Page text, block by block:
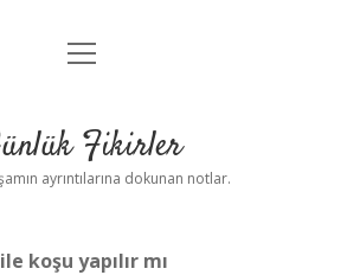
Anasayfa
Yasal Uyarı
menüyü
Fikirler
ayrıntılarına dokunan notlar.
koşu yapılır mı